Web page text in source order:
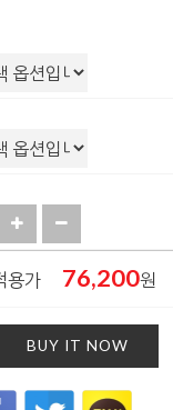
용가 76,200원
BUY IT NOW